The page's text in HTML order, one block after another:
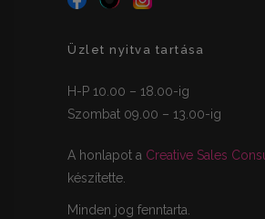
Üzlet nyitva tartása
H-P 10.00 – 18.00-ig
Szombat 09.00 – 13.00-ig
A honlapot a Creative Sales
készítette.
Minden jog fenntarta.